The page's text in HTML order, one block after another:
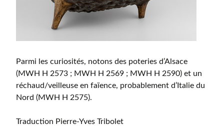
Parmi les curiosités, notons des poteries d’Alsace
(MWH H 2573 ; MWH H 2569 ; MWH H 2590) et un
réchaud/veilleuse en faïence, probablement d’Italie du
Nord (MWH H 2575).
Traduction Pierre-Yves Tribolet